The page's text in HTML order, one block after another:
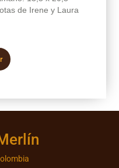
de Irene y Laura